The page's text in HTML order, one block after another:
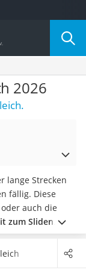
2026
lange Strecken
fällig. Diese
oder auch die
zum Sliden
sind, müssen
Longboard-